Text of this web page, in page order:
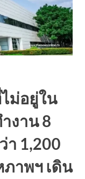
ม่อยู่ใน
งาน 8
1,200
าพฯ เดิน